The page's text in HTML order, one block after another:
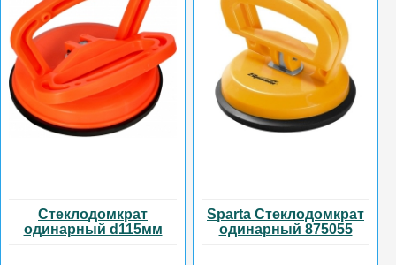
Стеклодомкрат
одинарный d115мм
Sparta Стеклодомкрат
одинарный 875055